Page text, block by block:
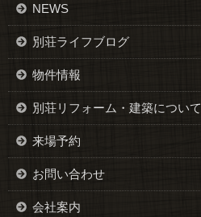
NEWS
別荘ライフブログ
物件情報
別荘リフォーム・建築について
来場予約
お問い合わせ
会社案内